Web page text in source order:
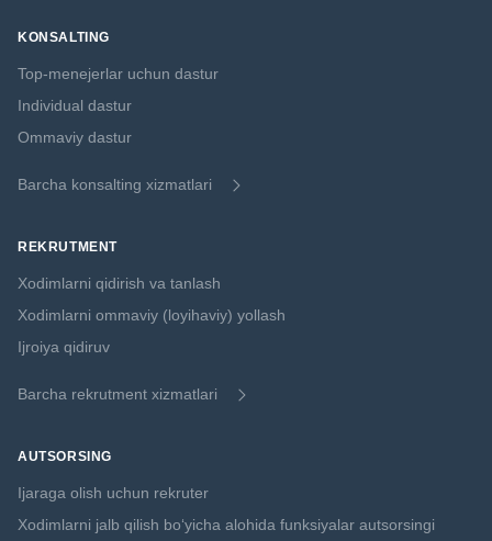
KONSALTING
Top-menejerlar uchun dastur
Individual dastur
Ommaviy dastur
Barcha konsalting xizmatlari
REKRUTMENT
Xodimlarni qidirish va tanlash
Xodimlarni ommaviy (loyihaviy) yollash
Ijroiya qidiruv
Barcha rekrutment xizmatlari
AUTSORSING
Ijaraga olish uchun rekruter
Xodimlarni jalb qilish boʻyicha alohida funksiyalar autsorsingi